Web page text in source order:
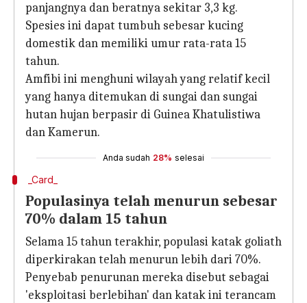
panjangnya dan beratnya sekitar 3,3 kg.
Spesies ini dapat tumbuh sebesar kucing
domestik dan memiliki umur rata-rata 15
tahun.
Amfibi ini menghuni wilayah yang relatif kecil
yang hanya ditemukan di sungai dan sungai
hutan hujan berpasir di Guinea Khatulistiwa
dan Kamerun.
Anda sudah 28% selesai
_Card_
Populasinya telah menurun sebesar
70% dalam 15 tahun
Selama 15 tahun terakhir, populasi katak goliath
diperkirakan telah menurun lebih dari 70%.
Penyebab penurunan mereka disebut sebagai
'eksploitasi berlebihan' dan katak ini terancam